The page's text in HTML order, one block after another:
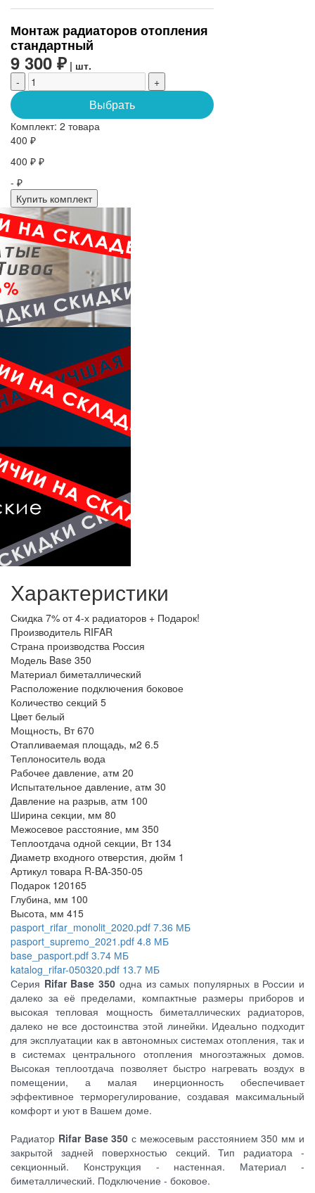
Монтаж радиаторов отопления
стандартный
9 300 ₽ | шт.
-
+
Выбрать
Комплект: 2 товара
400 ₽
400 ₽ ₽
- ₽
Купить комплект
Характеристики
Скидка 7% от 4-х радиаторов + Подарок!
Производитель RIFAR
Страна производства Россия
Модель Base 350
Материал биметаллический
Расположение подключения боковое
Количество секций 5
Цвет белый
Мощность, Вт 670
Отапливаемая площадь, м2 6.5
Теплоноситель вода
Рабочее давление, атм 20
Испытательное давление, атм 30
Давление на разрыв, атм 100
Ширина секции, мм 80
Межосевое расстояние, мм 350
Теплоотдача одной секции, Вт 134
Диаметр входного отверстия, дюйм 1
Артикул товара R-BA-350-05
Подарок 120165
Глубина, мм 100
Высота, мм 415
pasport_rifar_monolit_2020.pdf 7.36 МБ
pasport_supremo_2021.pdf 4.8 МБ
base_pasport.pdf 3.74 МБ
katalog_rifar-050320.pdf 13.7 МБ
Серия Rifar Base 350 одна из самых популярных в России и
далеко за её пределами, компактные размеры приборов и
высокая тепловая мощность биметаллических радиаторов,
далеко не все достоинства этой линейки. Идеально подходит
для эксплуатации как в автономных системах отопления, так и
в системах центрального отопления многоэтажных домов.
Высокая теплоотдача позволяет быстро нагревать воздух в
помещении, а малая инерционность обеспечивает
эффективное терморегулирование, создавая максимальный
комфорт и уют в Вашем доме.
Радиатор Rifar Base 350 с межосевым расстоянием 350 мм и
закрытой задней поверхностью секций. Тип радиатора -
секционный. Конструкция - настенная. Материал -
биметаллический. Подключение - боковое.